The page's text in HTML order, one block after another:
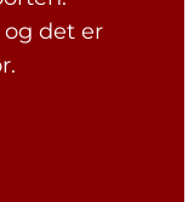
og det er